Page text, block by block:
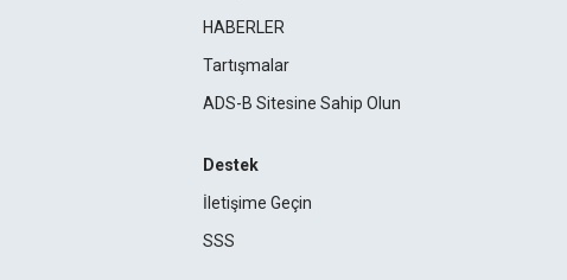
HABERLER
Tartışmalar
ADS-B Sitesine Sahip Olun
Destek
İletişime Geçin
SSS